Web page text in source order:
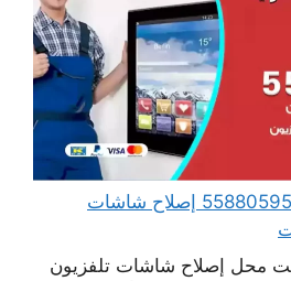
فني تصليح تلفزيونات 55880595 إصلاح شاشات
محل إصلاح شاشات تلفزيون